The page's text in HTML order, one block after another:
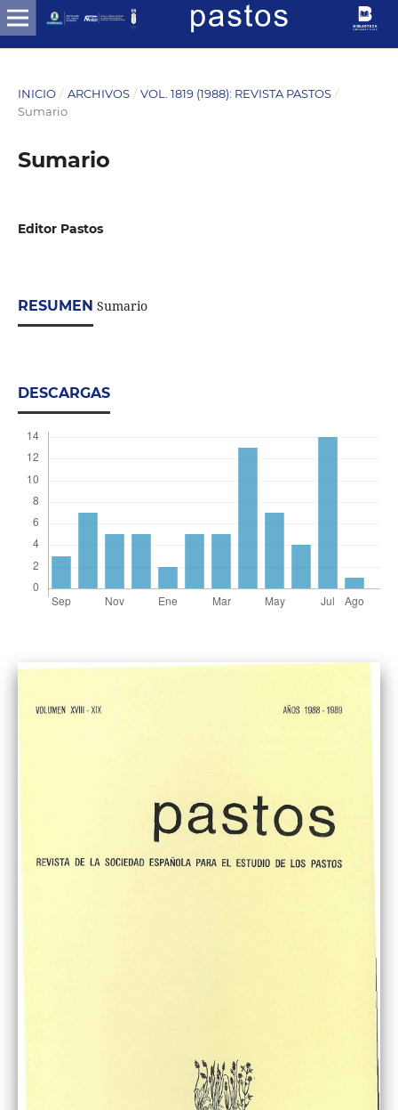
INICIO / ARCHIVOS / VOL. 1819 (1988): REVISTA PASTOS /
Sumario
Sumario
Editor Pastos
RESUMEN Sumario
DESCARGAS